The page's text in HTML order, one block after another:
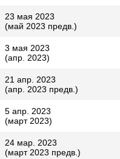
23 мая 2023
(май 2023 предв.)
3 мая 2023
(апр. 2023)
21 апр. 2023
(апр. 2023 предв.)
5 апр. 2023
(март 2023)
24 мар. 2023
(март 2023 предв.)